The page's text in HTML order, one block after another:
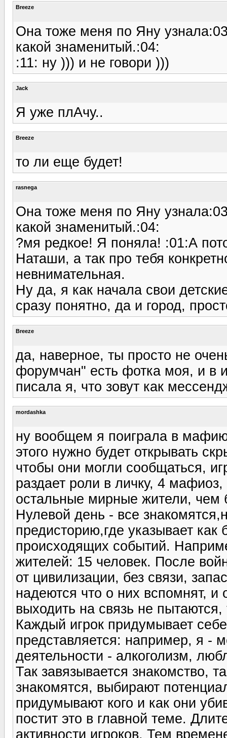
Breeze
Она тоже меня по Яну
какой знаменитый.:04:
:11: ну ))) и не говори )))
Jack
Я уже плАчу..
Breeze
то ли еще будет!
rasnega
Она тоже меня по Яну
какой знаменитый.:04:
?мя редкое! Я поняла! :01:А
Наташи, а так про тебя
невнимательная.
Ну да, я как начала свои
сразу понятно, да и город,
Breeze
да, наверное, ты просто не
форумчан" есть фотка моя, и в
писала я, что зовут как
mordashka
ну вообщем я поиграла в
этого нужно будет открывать
чтобы они могли сообщаться,
раздает роли в личку, 4
остальные мирные жители,
Нулевой день - все
предисторию,где указывает
происходящих событий.
жителей: 15 человек. После
от цивилизации, без связи,
надеются что о них вспомнят,
выходить на связь не пытаются,
Каждый игрок придумывает
представляется: например, я -
деятельности - алкоголизм,
Так завязывается знакомство,
знакомятся, выбирают
придумывают кого и как они
постит это в главной теме.
активности игроков. Тем